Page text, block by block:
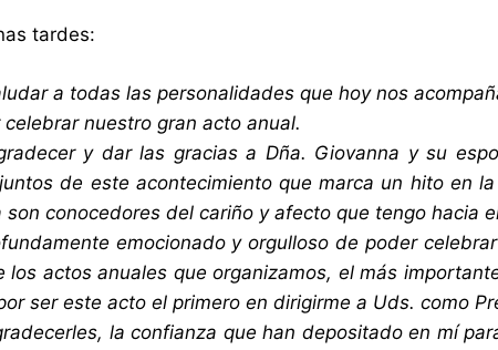
tardes:
a todas las personalidades que hoy nos
nuestro gran acto anual.
y dar las gracias a Dña. Giovanna y su
de este acontecimiento que marca un hito en
son conocedores del cariño y afecto que tengo hacia
emocionado y orgulloso de poder
los actos anuales que organizamos, el más
ser este acto el primero en dirigirme a Uds. como
la confianza que han depositado en mí